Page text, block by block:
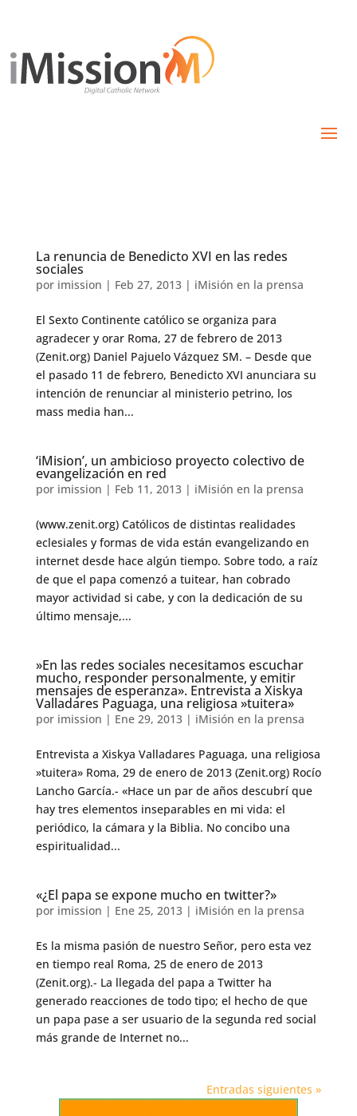
La renuncia de Benedicto XVI en las redes
sociales
por imission | Feb 27, 2013| iMisión en la prensa
El Sexto Continente católico se organiza para
agradecer y orar Roma, 27 de febrero de 2013
(Zenit.org) Daniel Pajuelo Vázquez SM. – Desde que
el pasado 11 de febrero, Benedicto XVI anunciara su
intención de renunciar al ministerio petrino, los
mass media han...
‘iMision’, un ambicioso proyecto colectivo de
evangelización en red
por imission | Feb 11, 2013| iMisión en la prensa
(www.zenit.org) Católicos de distintas realidades
eclesiales y formas de vida están evangelizando en
internet desde hace algún tiempo. Sobre todo, a raíz
de que el papa comenzó a tuitear, han cobrado
mayor actividad si cabe, y con la dedicación de su
último mensaje,...
»En las redes sociales necesitamos escuchar
mucho, responder personalmente, y emitir
mensajes de esperanza». Entrevista a Xiskya
Valladares Paguaga, una religiosa »tuitera»
por imission | Ene 29, 2013| iMisión en la prensa
Entrevista a Xiskya Valladares Paguaga, una religiosa
»tuitera» Roma, 29 de enero de 2013 (Zenit.org) Rocío
Lancho García.- «Hace un par de años descubrí que
hay tres elementos inseparables en mi vida: el
periódico, la cámara y la Biblia. No concibo una
espiritualidad...
«¿El papa se expone mucho en twitter?»
por imission | Ene 25, 2013| iMisión en la prensa
Es la misma pasión de nuestro Señor, pero esta vez
en tiempo real Roma, 25 de enero de 2013
(Zenit.org).- La llegada del papa a Twitter ha
generado reacciones de todo tipo; el hecho de que
un papa pase a ser usuario de la segunda red social
más grande de Internet no...
Entradas siguientes »